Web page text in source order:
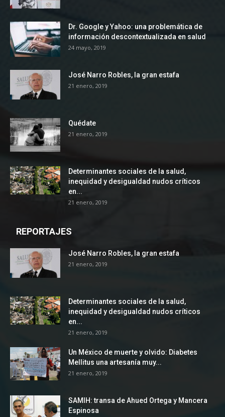
Dr. Google y Yahoo: una problemática de
información descontextualizada en salud
24 mayo, 2019
José Narro Robles, la gran estafa
21 enero, 2019
Quédate
21 enero, 2019
Determinantes sociales de la salud,
inequidad y desigualdad nudos críticos
en...
21 enero, 2019
REPORTAJES
José Narro Robles, la gran estafa
21 enero, 2019
Determinantes sociales de la salud,
inequidad y desigualdad nudos críticos
en...
21 enero, 2019
Un México de muerte y olvido: Diabetes
Mellitus una artesanía muy...
21 enero, 2019
SAMIH: transa de Ahued Ortega y Mancera
Espinosa